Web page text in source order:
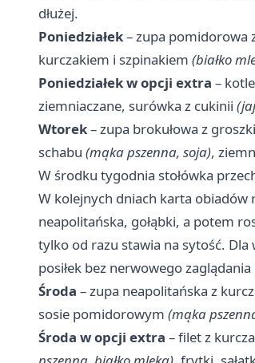
dłużej.
Poniedziałek– zupa pomidorowa
kurczakiem i szpinakiem (białko
Poniedziałek w opcji extra –
ziemniaczane, surówka z cukinii
Wtorek– zupa brokułowa z
schabu (mąka pszenna, soja),
W środku tygodnia stołówka
W kolejnych dniach karta obiadów
neapolitańska, gołąbki, a potem
tylko od razu stawia na sytość.
posiłek bez nerwowego
Środa – zupa neapolitańska z
sosie pomidorowym (mąka
Środa w opcji extra – filet z